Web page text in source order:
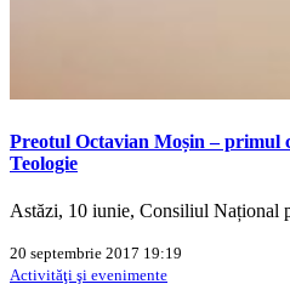
Preotul Octavian Moșin – primul
Teologie
Astăzi, 10 iunie, Consiliul Național
20 septembrie 2017 19:19
Activităţi şi evenimente